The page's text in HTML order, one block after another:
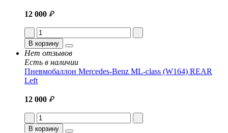
12 000 ₽
В корзину
Нет отзывов
Есть в наличии
Пневмобаллон Mercedes-Benz ML-class (W164) REAR
Left
12 000 ₽
В корзину